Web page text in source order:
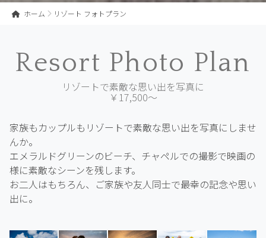
ホーム リゾート フォトプラン
Resort Photo Plan
リゾートで素敵な思い出を写真に
￥17,500～
家族もカップルもリゾートで素敵な思い出を写真にしませ
んか。
エメラルドグリーンのビーチ、チャペルでの撮影で映画の
様に素敵なシーンを残します。
お二人はもちろん、ご家族や友人同士で最幸の記念や思い
出に。